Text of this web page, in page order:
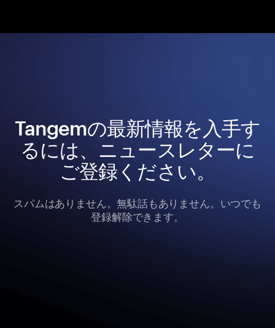
Tangemの最新情報を入手す
るには、ニュースレターに
ご登録ください。
スパムはありません。無駄話もありません。いつでも
登録解除できます。